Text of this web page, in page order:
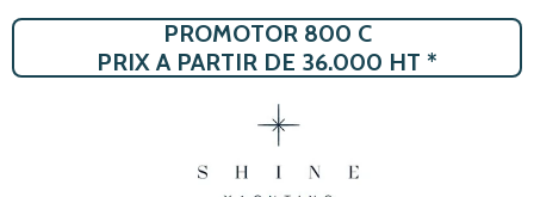
PROMOTOR 800 C
PRIX A PARTIR DE 36.000 HT *